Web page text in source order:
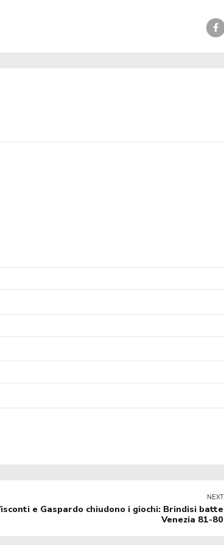
NEXT
e Gaspardo chiudono i giochi: Brindisi batte
Venezia 81-80